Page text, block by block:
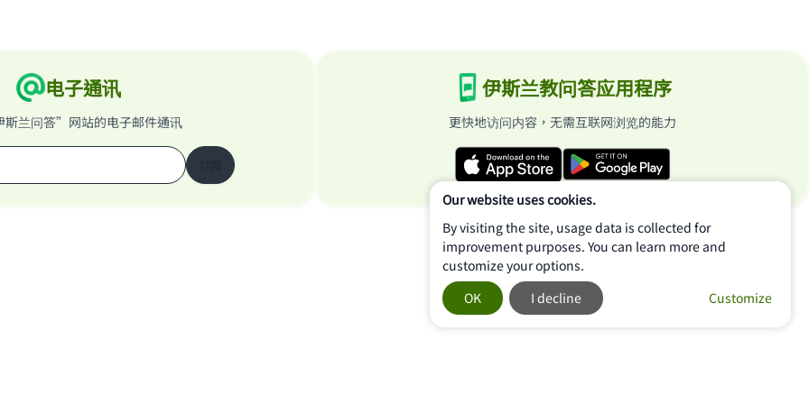
电子通讯
兰问答”网站的电子邮件通讯
伊斯兰教问答应用程序
更快地访问内容，无需互联网浏览的能力
Our website uses cookies.
By visiting the site, usage data is collected for
improvement purposes. You can learn more and
customize your options.
Customize
I decline
OK